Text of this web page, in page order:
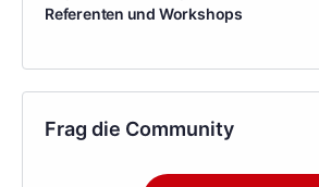
Referenten und Workshops
Frag die Community